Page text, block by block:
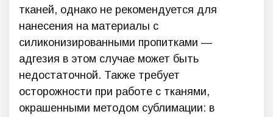
тканей, однако не рекомендуется для
нанесения на материалы с
силиконизированными пропитками —
адгезия в этом случае может быть
недостаточной. Также требует
осторожности при работе с тканями,
окрашенными методом сублимации: в